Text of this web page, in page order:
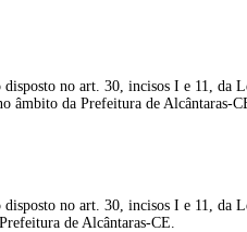
no art. 30, incisos I e 11, da
da Prefeitura de Alcântaras-
no art. 30, incisos I e 11, da
de Alcântaras-CE.